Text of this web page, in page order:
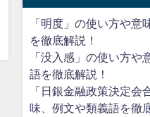
「明度」の使い方や意
を徹底解説！
「没入感」の使い方や
語を徹底解説！
「日銀金融政策決定会
味、例文や類義語を徹